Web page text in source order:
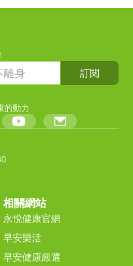
訂閱
的動力
相關網站
永悅健康官網
早安樂活
早安健康嚴選